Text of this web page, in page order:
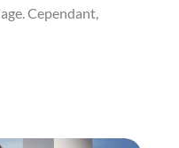
Cependant,